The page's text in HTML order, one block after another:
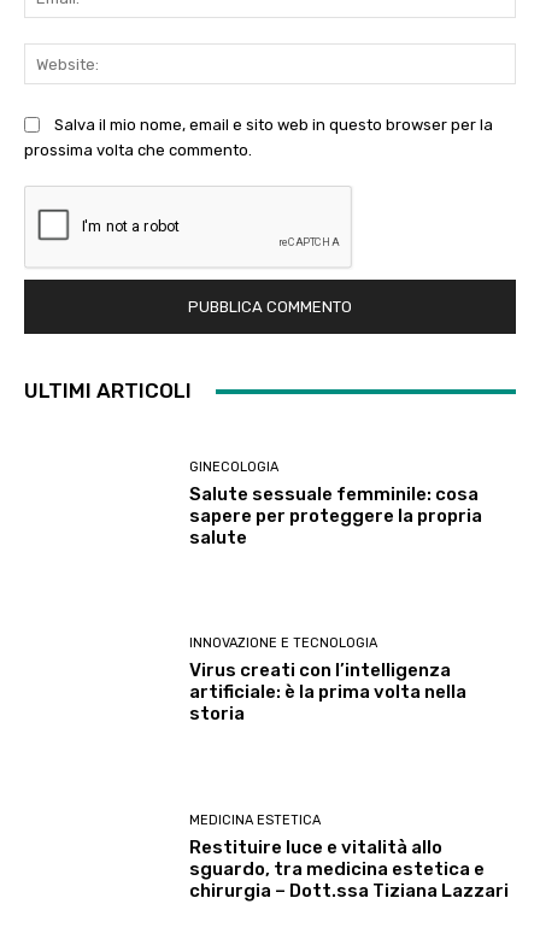
Salva il mio nome, email e sito web in questo browser per la
prossima volta che commento.
ULTIMI ARTICOLI
GINECOLOGIA
Salute sessuale femminile: cosa
sapere per proteggere la propria
salute
INNOVAZIONE E TECNOLOGIA
Virus creati con l’intelligenza
artificiale: è la prima volta nella
storia
MEDICINA ESTETICA
Restituire luce e vitalità allo
sguardo, tra medicina estetica e
chirurgia – Dott.ssa Tiziana Lazzari